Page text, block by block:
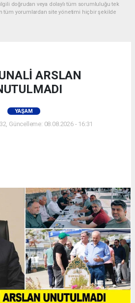
doğrudan veya dolaylı tüm sorumluluğu tek
tüm yorumlardan site yönetimi hiçbir şekilde
ARSLAN
YAŞAM
Güncelleme: 08.08.2026 - 16:31